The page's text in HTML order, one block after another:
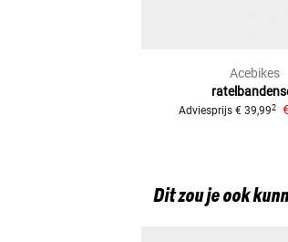
Acebikes
Adviesprijs € 39,992
Dit zou je ook